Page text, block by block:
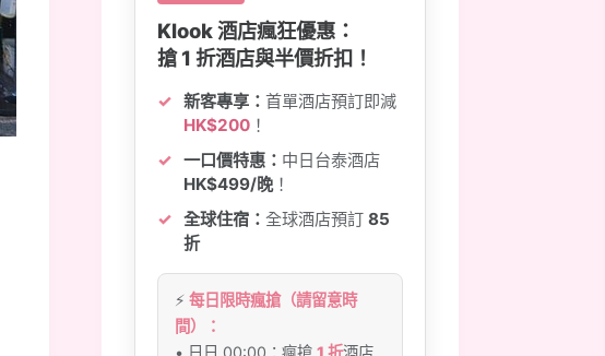
Klook 酒店瘋狂優惠：
搶 1 折酒店與半價折扣！
新客專享：首單酒店預訂即減
HK$200 ！
一口價特惠： 中日台泰酒店
HK$499/晚！
全球住宿：全球酒店預訂85
折
⚡每日限時瘋搶（請留意時
間）：
• 日日 00:00：瘋搶1 折酒店